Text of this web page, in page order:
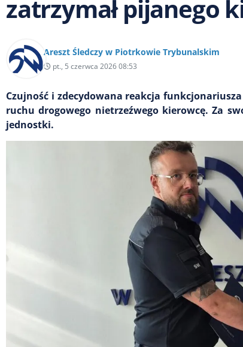
zatrzymał pijanego
Areszt Śledczy w Piotrkowie Trybunalskim
pt., 5 czerwca 2026 08:53
Czujność i zdecydowana reakcja
ruchu drogowego nietrzeźwego kierowcę. Za
jednostki.